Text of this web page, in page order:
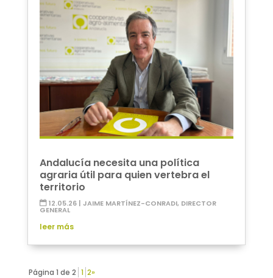
Andalucía necesita una política
agraria útil para quien vertebra el
territorio
12.05.26| JAIME MARTÍNEZ-CONRADI, DIRECTOR
GENERAL
leer más
Página 1 de 2 1 2»